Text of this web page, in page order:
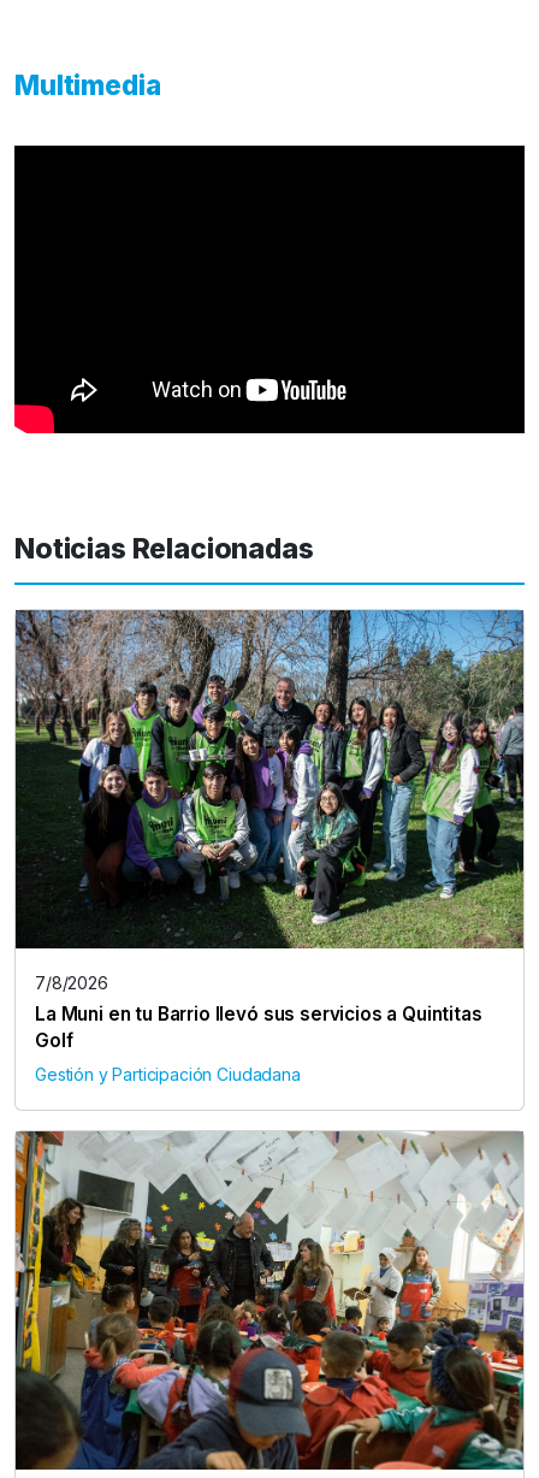
Multimedia
Noticias Relacionadas
7/8/2026
La Muni en tu Barrio llevó sus servicios a Quintitas
Golf
Gestión y Participación Ciudadana